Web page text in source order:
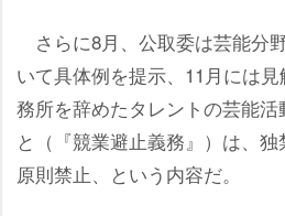
さらに8月、公取委は芸能分
いて具体例を提示、11月には
務所を辞めたタレントの芸能
と（『競業避止義務』）は、
原則禁止、という内容だ。